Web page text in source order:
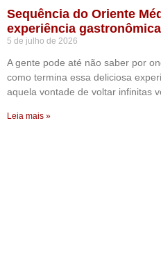
Sequência do Oriente
experiência gastronômica
5 de julho de 2026
A gente pode até não saber por
como termina essa deliciosa
aquela vontade de voltar infinitas
Leia mais »